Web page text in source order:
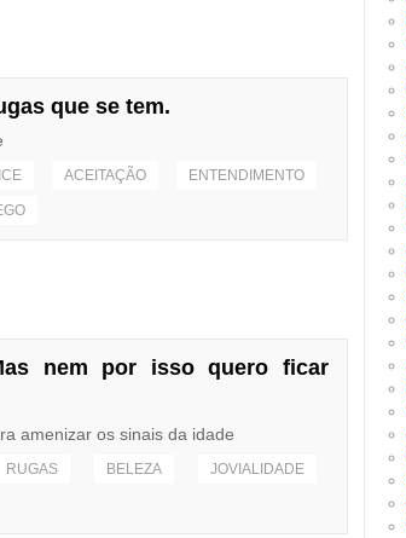
que se tem.
ACEITAÇÃO ENTENDIMENTO
nem por isso quero ficar
amenizar os sinais da idade
RUGAS BELEZA JOVIALIDADE